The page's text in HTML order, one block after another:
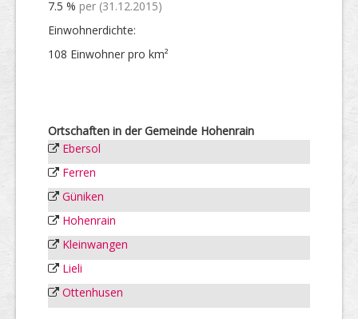
7.5 % per (31.12.2015)
Einwohner­dichte:
108 Einwohner pro km²
Ortschaften in der Gemeinde Hohenrain
Ebersol
Ferren
Güniken
Hohenrain
Kleinwangen
Lieli
Ottenhusen